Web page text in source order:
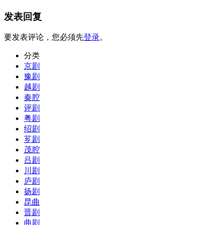
发表回复
要发表评论，您必须先登录。
分类
京剧
豫剧
越剧
秦腔
评剧
粤剧
绍剧
芗剧
茂腔
吕剧
川剧
庐剧
扬剧
昆曲
晋剧
曲剧